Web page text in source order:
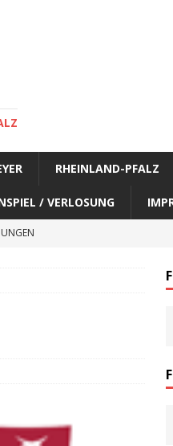
RHEINLAND-PFALZ
/ VERLOSUNG